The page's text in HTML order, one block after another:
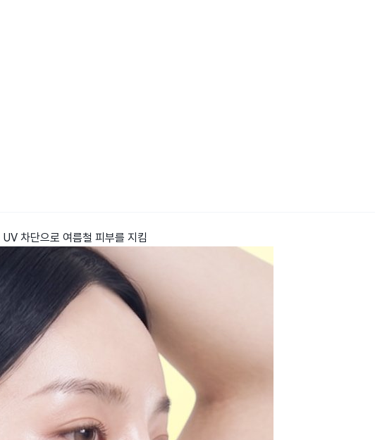
차단으로 여름철 피부를 지킴